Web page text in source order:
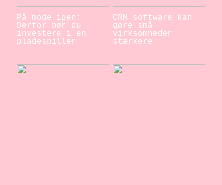
På mode igen:
Derfor bør du
investere i en
pladespiller
CRM software kan
gøre små
virksomheder
stærkere